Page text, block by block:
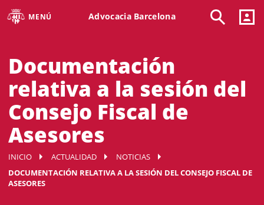
MENÚ Advocacia Barcelona
Documentación
relativa a la sesión del
Consejo Fiscal de
Asesores
INICIO ACTUALIDAD
NOTICIAS
DOCUMENTACIÓN RELATIVA A LA SESIÓN DEL CONSEJO FISCAL DE
ASESORES